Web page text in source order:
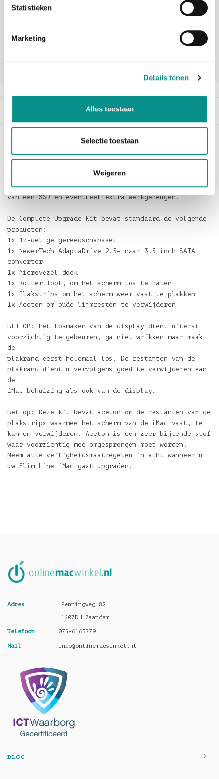
Statistieken
Marketing
Details tonen
Alles toestaan
Selectie toestaan
Weigeren
met al het benodigde gereedschap
om de upgrade uit te voeren en uw Mac te voorzien
van een SSD en eventueel extra werkgeheugen.
De Complete Upgrade Kit bevat standaard de volgende
producten:
1x 12-delige gereedschapsset
1x NewerTech AdaptaDrive 2.5– naar 3.5 inch SATA
converter
1x Microvezel doek
1x Roller Tool, om het scherm los te halen
1x Plakstrips om het scherm weer vast te plakken
1x Aceton om oude lijmresten te verwijderen
LET OP: het losmaken van de display dient uiterst
voorzichtig te gebeuren, ga niet wrikken maar maak
de
plakrand eerst helemaal los. De restanten van de
plakrand dient u vervolgens goed te verwijderen van
de
iMac behuizing als ook van de display.
Let op : Deze kit bevat aceton om de restanten van de
plakstrips waarmee het scherm van de iMac vast, te
kunnen verwijderen. Aceton is een zeer bijtende stof
waar voorzichtig mee omgesprongen moet worden.
Neem alle veiligheidsmaatregelen in acht wanneer u
uw Slim Line iMac gaat upgraden.
Adres
Penningweg 82
1507DH Zaandam
Telefoon 075-6163779
Mail info@onlinemacwinkel.nl
BLOG